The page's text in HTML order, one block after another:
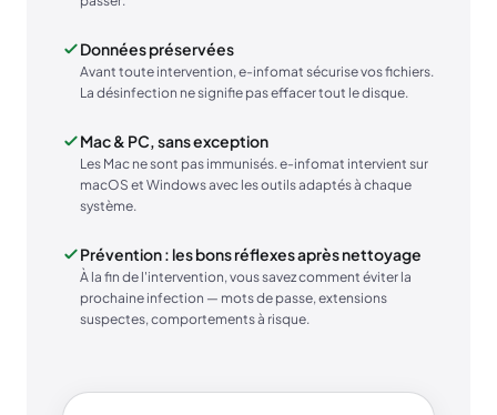
Données préservées
Avant toute intervention, e-infomat sécurise vos fichiers.
La désinfection ne signifie pas effacer tout le disque.
Mac & PC, sans exception
Les Mac ne sont pas immunisés. e-infomat intervient sur
macOS et Windows avec les outils adaptés à chaque
système.
Prévention : les bons réflexes après nettoyage
À la fin de l'intervention, vous savez comment éviter la
prochaine infection — mots de passe, extensions
suspectes, comportements à risque.